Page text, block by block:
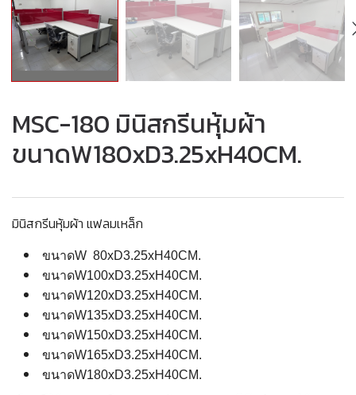
MSC-180 มินิสกรีนหุ้มผ้า
ขนาดW180xD3.25xH40CM.
มินิสกรีนหุ้มผ้า แฟลมเหล็ก
ขนาดW 80xD3.25xH40CM.
ขนาดW100xD3.25xH40CM.
ขนาดW120xD3.25xH40CM.
ขนาดW135xD3.25xH40CM.
ขนาดW150xD3.25xH40CM.
ขนาดW165xD3.25xH40CM.
ขนาดW180xD3.25xH40CM.